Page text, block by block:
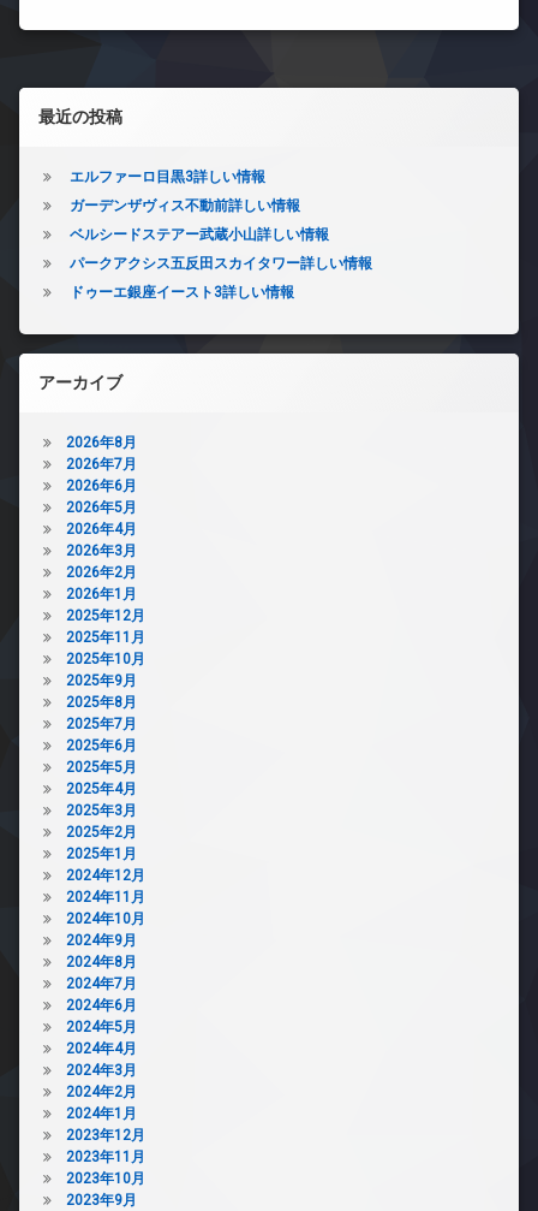
左サイドバー
最近の投稿
エルファーロ目黒3詳しい情報
ガーデンザヴィス不動前詳しい情報
ベルシードステアー武蔵小山詳しい情報
パークアクシス五反田スカイタワー詳しい情報
ドゥーエ銀座イースト3詳しい情報
アーカイブ
2026年8月
2026年7月
2026年6月
2026年5月
2026年4月
2026年3月
2026年2月
2026年1月
2025年12月
2025年11月
2025年10月
2025年9月
2025年8月
2025年7月
2025年6月
2025年5月
2025年4月
2025年3月
2025年2月
2025年1月
2024年12月
2024年11月
2024年10月
2024年9月
2024年8月
2024年7月
2024年6月
2024年5月
2024年4月
2024年3月
2024年2月
2024年1月
2023年12月
2023年11月
2023年10月
2023年9月